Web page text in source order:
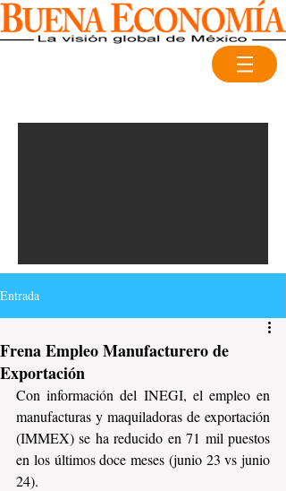
Entrada
Frena Empleo Manufacturero de
Exportación
Con información del INEGI, el empleo en
manufacturas y maquiladoras de exportación
(IMMEX) se ha reducido en 71 mil puestos
en los últimos doce meses (junio 23 vs junio
24).